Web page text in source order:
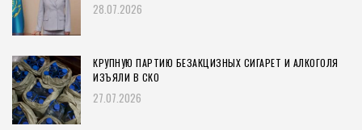
28.07.2026
КРУПНУЮ ПАРТИЮ БЕЗАКЦИЗНЫХ СИГАРЕТ И АЛКОГОЛЯ
ИЗЪЯЛИ В СКО
27.07.2026